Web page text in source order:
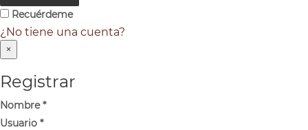
Recuérdeme
¿No tiene una cuenta?
×
Registrar
Nombre*
Usuario *